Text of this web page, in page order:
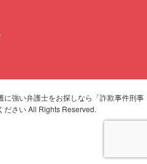
強い弁護士をお探しなら「詐欺事件刑事
ださい All Rights Reserved.